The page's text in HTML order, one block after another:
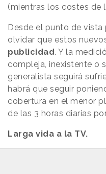
(mientras los costes de
Desde el punto de
olvidar que estos
publicidad. Y la
compleja, inexistente o
generalista seguirá
habrá que seguir
cobertura en el menor
de las 3 horas diarias
Larga vida a la TV.